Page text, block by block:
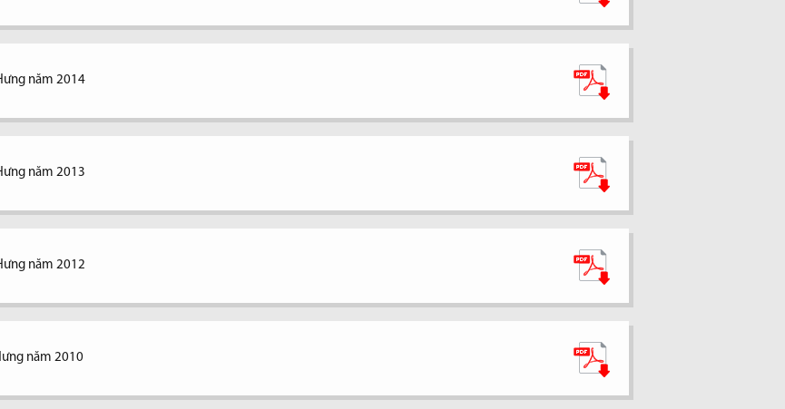
năm 2014
năm 2013
năm 2012
năm 2010